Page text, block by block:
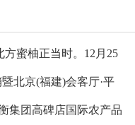
蜜柚正当时。12月25
北京(福建)会客厅·平
集团高碑店国际农产品